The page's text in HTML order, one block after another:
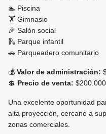
🏊 Piscina
🏋️ Gimnasio
🎉 Salón social
🛝 Parque infantil
🚗 Parqueadero comunitario
💰 Valor de administración:
💲 Precio de venta:
Una excelente oportunidad
alta proyección, cercano a
zonas comerciales.